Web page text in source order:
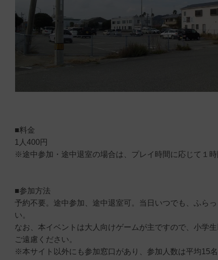
■料金
1人400円
※途中参加・途中退室の場合は、プレイ時間に応じて１
■参加方法
予約不要。途中参加、途中退室可。当日いつでも、ふら
い。
なお、本イベントは大人向けゲームが主ですので、小学
ご遠慮ください。
※本サイト以外にも参加窓口があり、参加人数は平均15